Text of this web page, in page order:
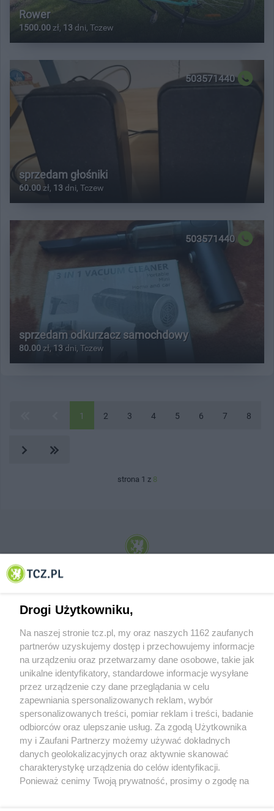
Rower
1500.00 zł, 13 dni, Tczew
503571440
sprzedam głośniki
60.00 zł, 13 dni, Tczew
503571440
sprzedam odkurzacz samochdowy
80.00 zł, 13 dni, Tczew
1 2 3 4 5 6 7 8
strona 1 z 8
© 2001-2026 Tczew - TCZ.PL Sp. z o.o. Internetowy Serwis Informacyjny Miasta
O FIRMIE POLITYKA PRYWATNOŚCI HOSTING
REKLAMA WSPÓŁPRACA RSS FACEBOOK KONTAKT
Nasze serwisy
Aktualności
Tcz24
Muzyka i kultura
Archiwum wydarzeń
Drogi Użytkowniku,
Na naszej stronie tcz.pl, my oraz naszych 1162 zaufanych
partnerów uzyskujemy dostęp i przechowujemy informacje
na urządzeniu oraz przetwarzamy dane osobowe, takie jak
unikalne identyfikatory, standardowe informacje wysyłane
przez urządzenie czy dane przeglądania w celu
zapewniania spersonalizowanych reklam, wybór
spersonalizowanych treści, pomiar reklam i treści, badanie
odbiorców oraz ulepszanie usług. Za zgodą Użytkownika
my i Zaufani Partnerzy możemy używać dokładnych
danych geolokalizacyjnych oraz aktywnie skanować
charakterystykę urządzenia do celów identyfikacji.
Ponieważ cenimy Twoją prywatność, prosimy o zgodę na